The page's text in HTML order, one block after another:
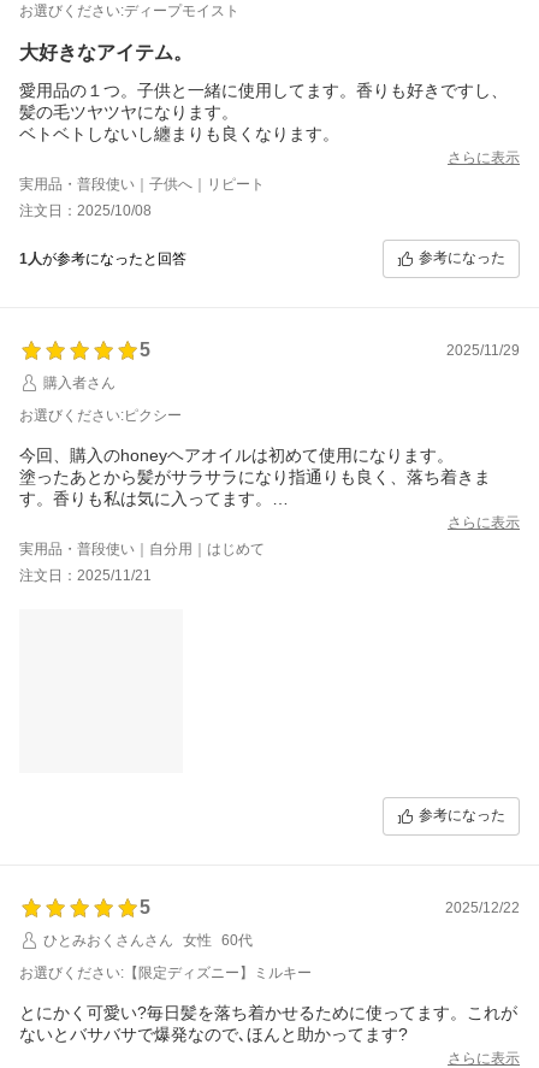
お選びください:ディープモイスト
大好きなアイテム。
愛用品の１つ。子供と一緒に使用してます。香りも好きですし、
髪の毛ツヤツヤになります。
ベトベトしないし纏まりも良くなります。
さらに表示
実用品・普段使い｜子供へ｜リピート
注文日：2025/10/08
1人が参考になったと回答 参考になった
5
2025/11/29
購入者さん
お選びください:ピクシー
今回、購入のhoneyヘアオイルは初めて使用になります。
塗ったあとから髪がサラサラになり指通りも良く、落ち着きま
す。香りも私は気に入ってます。
さらに表示
実用品・普段使い｜自分用｜はじめて
注文日：2025/11/21
参考になった
5
2025/12/22
ひとみおくさんさん
女性
60代
お選びください:【限定ディズニー】ミルキー
とにかく可愛い?毎日髪を落ち着かせるために使ってます。これが
ないとバサバサで爆発なので､ほんと助かってます?
さらに表示